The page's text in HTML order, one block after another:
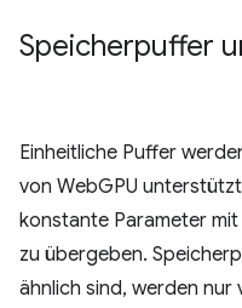
Speicherpuffer
Einheitliche Puffer
von WebGPU
konstante Parameter
zu übergeben.
ähnlich sind, werden